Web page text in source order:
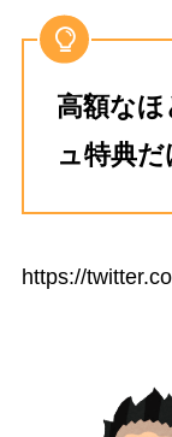
高額な
ュ特典だ
https://